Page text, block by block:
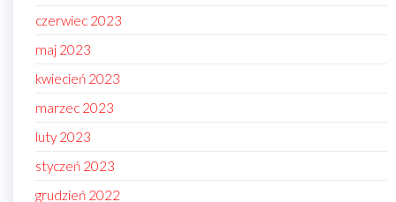
czerwiec 2023
maj 2023
kwiecień 2023
marzec 2023
luty 2023
styczeń 2023
grudzień 2022